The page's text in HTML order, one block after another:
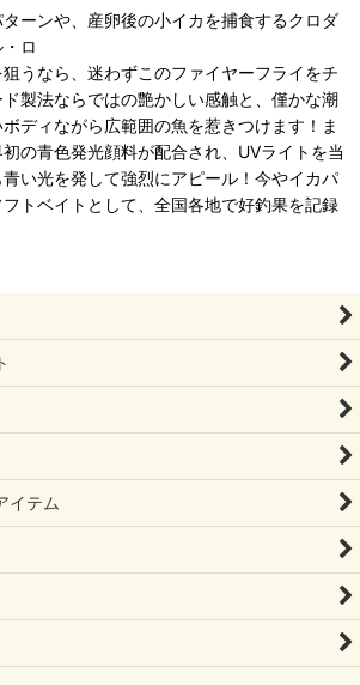
ーンや、産卵後の小イカを捕食するクロダ
ロ
うなら、迷わずこのファイヤーフライをチ
製法ならではの艶かしい感触と、僅かな潮
ディながら広範囲の魚を惹きつけます！ま
の青色発光顔料が配合され、UVライトを当
い光を発して強烈にアピール！今やイカパ
トベイトとして、全国各地で好釣果を記録
イテム